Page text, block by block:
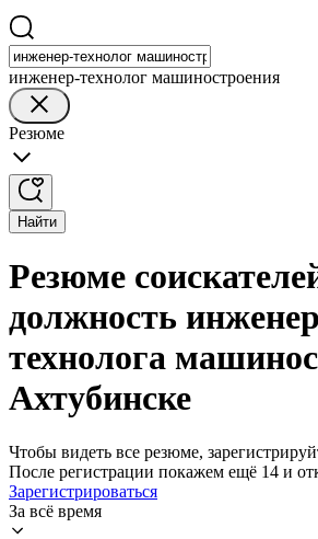
инженер-технолог машиностроения
Резюме
Найти
Резюме
должность
технолога
Ахтубинске
Чтобы видеть все резюме,
После регистрации покажем ещё 14 и
Зарегистрироваться
За всё время